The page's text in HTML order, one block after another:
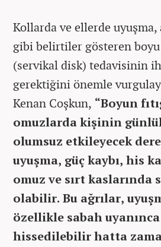
Kollarda ve ellerde uyuşma,
gibi belirtiler gösteren boyu
(servikal disk) tedavisinin
gerektiğini önemle
Kenan Coşkun, “Boyun
omuzlarda kişinin
olumsuz etkileyecek
uyuşma, güç kaybı, his
omuz ve sırt kaslarında
olabilir. Bu ağrılar,
özellikle sabah
hissedilebilir hatta